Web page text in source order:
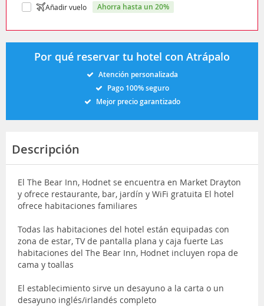
Añadir vuelo ahorra hasta un 20%
Por qué reservar tu hotel con Atrápalo
Atención personalizada
Pago 100% seguro
Mejor precio garantizado
Descripción
El The Bear Inn, Hodnet se encuentra en Market Drayton
y ofrece restaurante, bar, jardín y WiFi gratuita El hotel
ofrece habitaciones familiares
Todas las habitaciones del hotel están equipadas con
zona de estar, TV de pantalla plana y caja fuerte Las
habitaciones del The Bear Inn, Hodnet incluyen ropa de
cama y toallas
El establecimiento sirve un desayuno a la carta o un
desayuno inglés/irlandés completo